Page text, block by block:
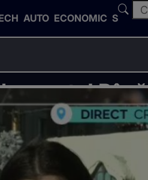
AUTO ECONOMIC SPORT
Până